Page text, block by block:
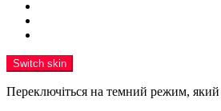
Switch skin
Переключіться на темний режим,